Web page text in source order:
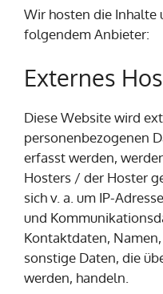
Wir hosten die Inhalte
folgendem Anbieter:
Externes
Diese Website wird
personenbezogenen
erfasst werden,
Hosters / der Hoster
sich v. a. um IP-
und
Kontaktdaten,
sonstige Daten, die
werden, handeln.